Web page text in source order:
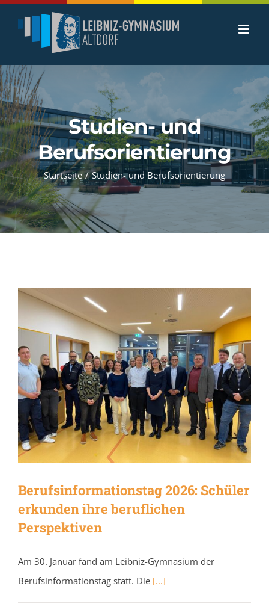
Inhalt
Studien- und
Berufsorientierung
Startseite / Studien- und Berufsorientierung
Berufsinformationstag 2026: Schüler
erkunden ihre beruflichen
Perspektiven
Am 30. Januar fand am Leibniz-Gymnasium der
Berufsinformationstag statt. Die [...]